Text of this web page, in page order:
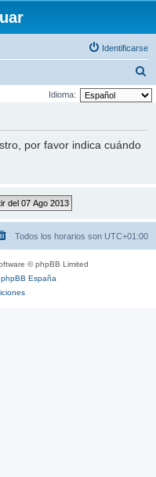
Identificarse
u
Idioma:
por favor indica cuándo
Todos los horarios son UTC+01:00
© phpBB Limited
phpBB España